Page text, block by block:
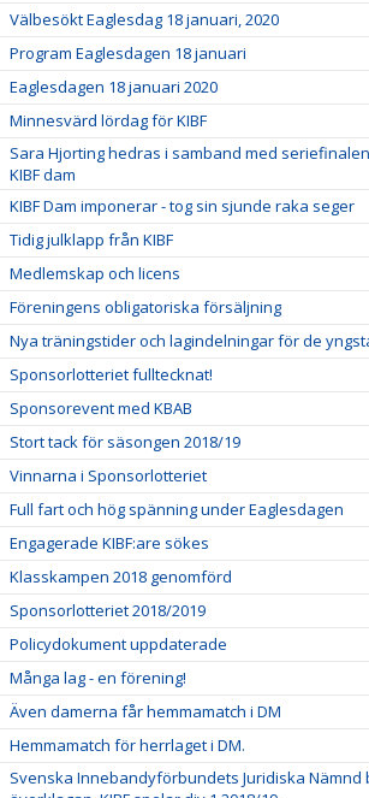
Välbesökt Eaglesdag 18 januari, 2020
Program Eaglesdagen 18 januari
Eaglesdagen 18 januari 2020
Minnesvärd lördag för KIBF
Sara Hjorting hedras i samband med
KIBF dam
KIBF Dam imponerar - tog sin sjunde raka seger
Tidig julklapp från KIBF
Medlemskap och licens
Föreningens obligatoriska försäljning
Nya träningstider och lagindelningar för de
Sponsorlotteriet fulltecknat!
Sponsorevent med KBAB
Stort tack för säsongen 2018/19
Vinnarna i Sponsorlotteriet
Full fart och hög spänning under Eaglesdagen
Engagerade KIBF:are sökes
Klasskampen 2018 genomförd
Sponsorlotteriet 2018/2019
Policydokument uppdaterade
Många lag - en förening!
Även damerna får hemmamatch i DM
Hemmamatch för herrlaget i DM.
Svenska Innebandyförbundets Juridiska Nämnd